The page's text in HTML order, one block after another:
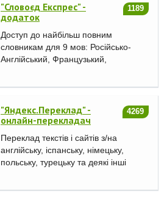
1189
"Словоєд Експрес" -
додаток
Доступ до найбільш повним
словникам для 9 мов: Російсько-
Англійський, Французький,
4269
"Яндекс.Переклад" -
онлайн-перекладач
Переклад текстів і сайтів з/на
англійську, іспанську, німецьку,
польську, турецьку та деякі інші